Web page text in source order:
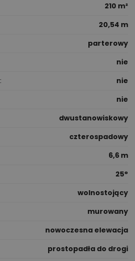
210 m²
20,54 m
parterowy
nie
nie
nie
dwustanowiskowy
czterospadowy
6,6 m
25°
wolnostojący
murowany
nowoczesna elewacja
prostopadła do drogi